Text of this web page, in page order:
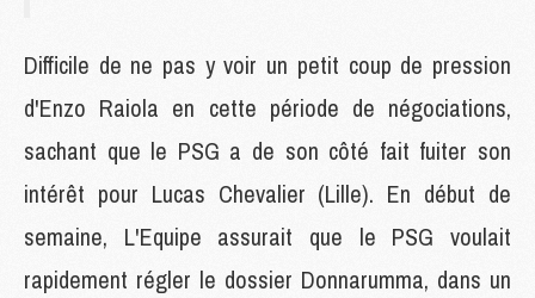
Difficile de ne pas y voir un petit coup de pression
d'Enzo Raiola en cette période de négociations,
sachant que le PSG a de son côté fait fuiter son
intérêt pour Lucas Chevalier (Lille). En début de
semaine, L'Equipe assurait que le PSG voulait
rapidement régler le dossier Donnarumma, dans un